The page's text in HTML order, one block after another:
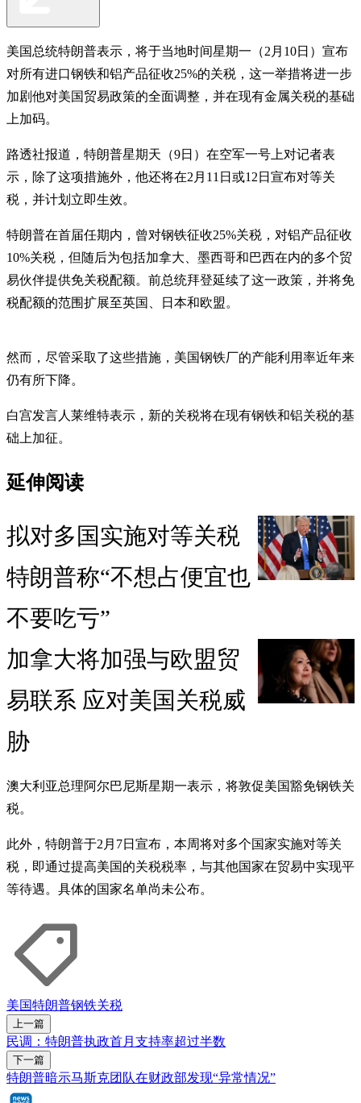
美国总统特朗普表示，将于当地时间星期一（2月10日）宣布
对所有进口钢铁和铝产品征收25%的关税，这一举措将进一步
加剧他对美国贸易政策的全面调整，并在现有金属关税的基础
上加码。
路透社报道，特朗普星期天（9日）在空军一号上对记者表
示，除了这项措施外，他还将在2月11日或12日宣布对等关
税，并计划立即生效。
特朗普在首届任期内，曾对钢铁征收25%关税，对铝产品征收
10%关税，但随后为包括加拿大、墨西哥和巴西在内的多个贸
易伙伴提供免关税配额。前总统拜登延续了这一政策，并将免
税配额的范围扩展至英国、日本和欧盟。
然而，尽管采取了这些措施，美国钢铁厂的产能利用率近年来
仍有所下降。
白宫发言人莱维特表示，新的关税将在现有钢铁和铝关税的基
础上加征。
延伸阅读
拟对多国实施对等关税
特朗普称“不想占便宜也
不要吃亏”
加拿大将加强与欧盟贸
易联系 应对美国关税威
胁
澳大利亚总理阿尔巴尼斯星期一表示，将敦促美国豁免钢铁关
税。
此外，特朗普于2月7日宣布，本周将对多个国家实施对等关
税，即通过提高美国的关税税率，与其他国家在贸易中实现平
等待遇。具体的国家名单尚未公布。
美国特朗普钢铁关税
上一篇
民调：特朗普执政首月支持率超过半数
下一篇
特朗普暗示马斯克团队在财政部发现“异常情况”